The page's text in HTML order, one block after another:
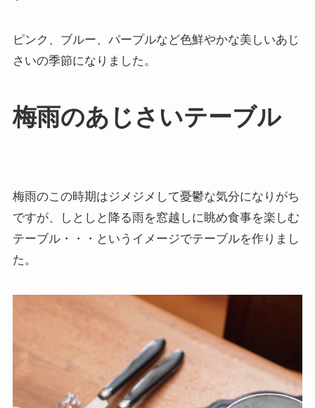
ピンク、ブルー、パープルなど色鮮やかな美しいあじ
さいの季節になりました。
梅雨のあじさいテーブル
梅雨のこの時期はジメジメして憂鬱な気分になりがち
ですが、しとしと降る雨を窓越しに眺め食事を楽しむ
テーブル・・・というイメージでテーブルを作りまし
た。